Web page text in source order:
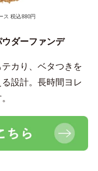
ス 税込880円
ダーファンデ
カり、ベタつきを
設計。長時間ヨレ